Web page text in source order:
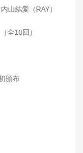
山結愛（RAY）
全10回）
頒布